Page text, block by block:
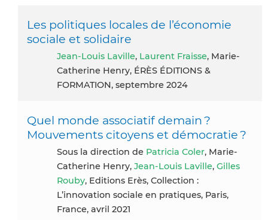
Les politiques locales de l’économie
sociale et solidaire
Jean-Louis Laville, Laurent Fraisse, Marie-
Catherine Henry, ÉRÈS ÉDITIONS &
FORMATION, septembre 2024
Quel monde associatif demain ?
Mouvements citoyens et démocratie ?
Sous la direction de Patricia Coler, Marie-
Catherine Henry, Jean-Louis Laville, Gilles
Rouby, Editions Erès, Collection :
L’innovation sociale en pratiques, Paris,
France, avril 2021